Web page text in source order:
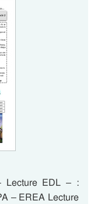
Lecture EDL – :
– EREA Lecture